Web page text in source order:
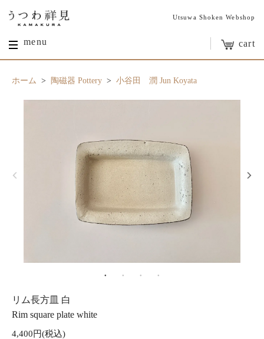
Utsuwa Shoken Webshop
menu cart
ホーム > 陶磁器 Pottery > 小谷田 潤 Jun Koyata
リム長方皿 白
Rim square plate white
4,400円(税込)